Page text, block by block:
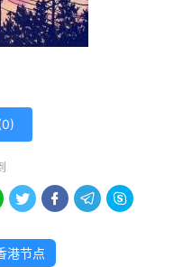
0)
   
港节点